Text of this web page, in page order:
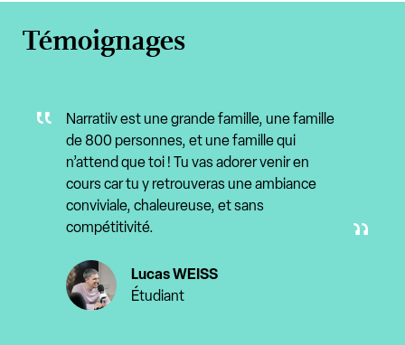
Témoignages
Narratiiv est une grande famille, une famille
de 800 personnes, et une famille qui
n’attend que toi ! Tu vas adorer venir en
cours car tu y retrouveras une ambiance
conviviale, chaleureuse, et sans
compétitivité.
Lucas WEISS
Étudiant